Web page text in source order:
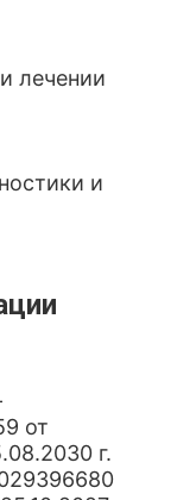
лечении
и
от
г.